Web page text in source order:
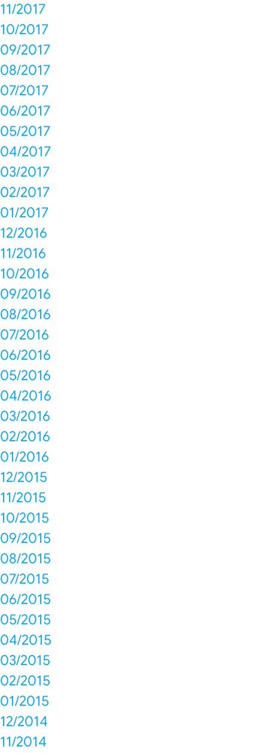
11/2017
10/2017
09/2017
08/2017
07/2017
06/2017
05/2017
04/2017
03/2017
02/2017
01/2017
12/2016
11/2016
10/2016
09/2016
08/2016
07/2016
06/2016
05/2016
04/2016
03/2016
02/2016
01/2016
12/2015
11/2015
10/2015
09/2015
08/2015
07/2015
06/2015
05/2015
04/2015
03/2015
02/2015
01/2015
12/2014
11/2014